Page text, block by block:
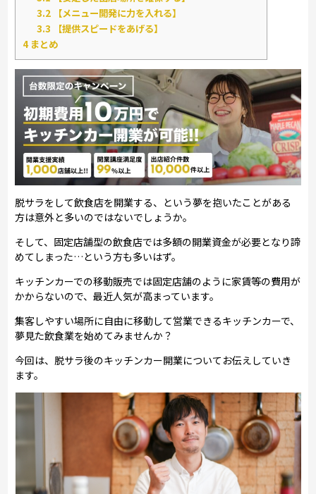
3.2 【メニュー開発に力を入れる】
3.3 【提供スピードをあげる】
4まとめ
脱サラをして飲食店を開業する、という夢を抱いたことがある
方は意外と多いのではないでしょうか。
そして、固定店舗型の飲食店では多額の開業資金が必要となり諦
めてしまった…という方も多いはず。
キッチンカーでの移動販売では固定店舗のように家賃等の費用が
かからないので、最近人気が高まっています。
集客しやすい場所に自由に移動して営業できるキッチンカーで、
夢見た飲食業を始めてみませんか？
今回は、脱サラ後のキッチンカー開業についてお伝えしていき
ます。